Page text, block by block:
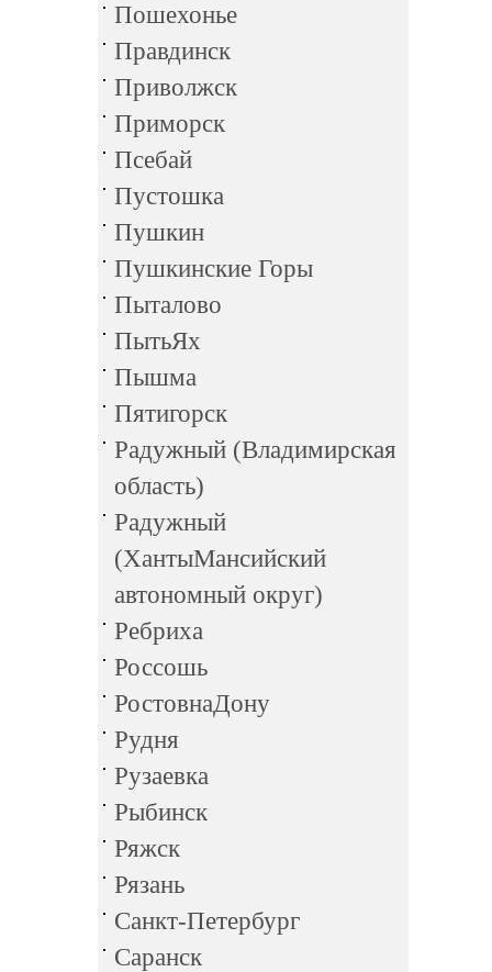
Пошехонье
Правдинск
Приволжск
Приморск
Псебай
Пустошка
Пушкин
Пушкинские Горы
Пыталово
ПытьЯх
Пышма
Пятигорск
Радужный (Владимирская
область)
Радужный
(ХантыМансийский
автономный округ)
Ребриха
Россошь
РостовнаДону
Рудня
Рузаевка
Рыбинск
Ряжск
Рязань
Санкт-Петербург
Саранск